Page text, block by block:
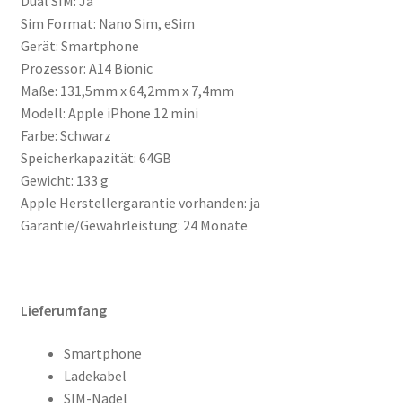
Sim Format: Nano Sim, eSim
Gerät: Smartphone
Prozessor: A14 Bionic
Maße: 131,5mm x 64,2mm x 7,4mm
Modell: Apple iPhone 12 mini
Farbe: Schwarz
Speicherkapazität: 64GB
Gewicht: 133 g
Apple Herstellergarantie vorhanden: ja
Garantie/Gewährleistung: 24 Monate
Lieferumfang
Smartphone
Ladekabel
SIM-Nadel